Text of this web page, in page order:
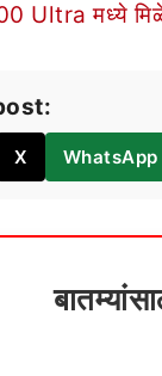
Ultra मध्ये मिळेल
X WhatsApp